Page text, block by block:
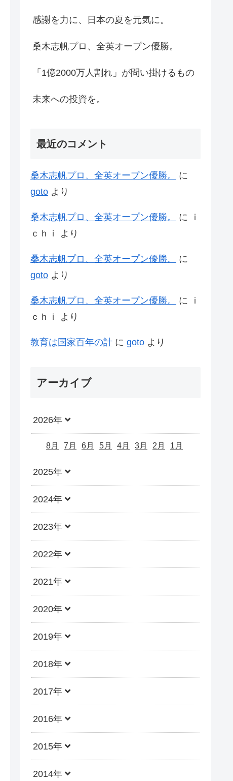
感謝を力に、日本の夏を元気に。
桑木志帆プロ、全英オープン優勝。
「1億2000万人割れ」が問い掛けるもの
未来への投資を。
最近のコメント
桑木志帆プロ、全英オープン優勝。
に
goto より
桑木志帆プロ、全英オープン優勝。 に
ｉ
ｃｈｉ
より
桑木志帆プロ、全英オープン優勝。
に
goto より
桑木志帆プロ、全英オープン優勝。 に
ｉ
ｃｈｉ
より
教育は国家百年の計 に goto より
アーカイブ
2026年
8月 7月 6月 5月 4月 3月 2月 1月
2025年
2024年
2023年
2022年
2021年
2020年
2019年
2018年
2017年
2016年
2015年
2014年